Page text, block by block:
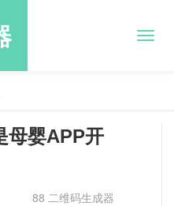
母婴APP开
88 二维码生成器